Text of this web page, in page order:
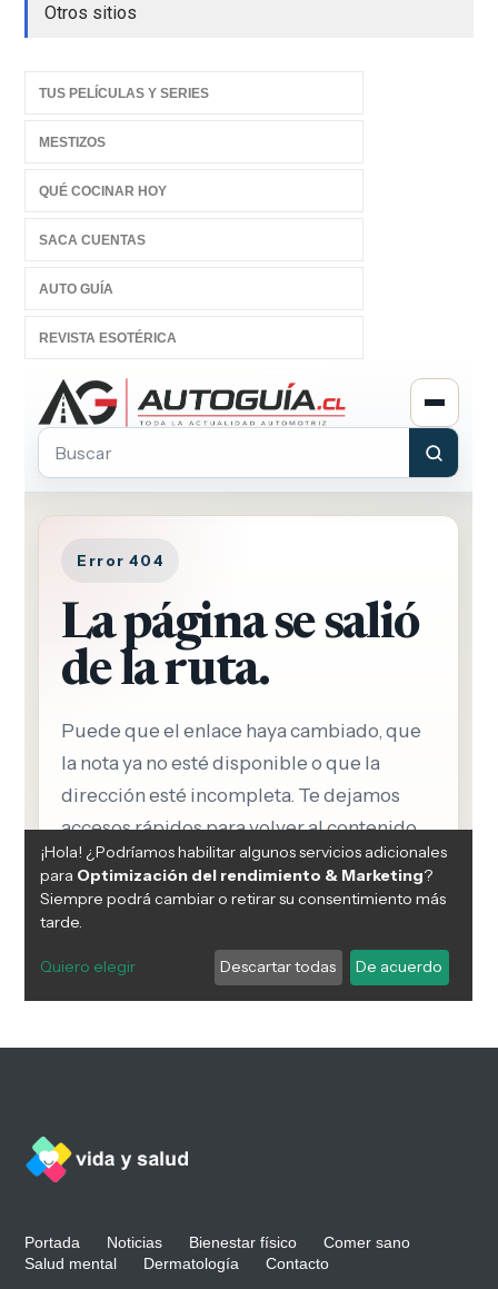
Otros sitios
TUS PELÍCULAS Y SERIES
MESTIZOS
QUÉ COCINAR HOY
SACA CUENTAS
AUTO GUÍA
REVISTA ESOTÉRICA
Portada Noticias Bienestar físico
Comer sano
Salud mental
Dermatología Contacto